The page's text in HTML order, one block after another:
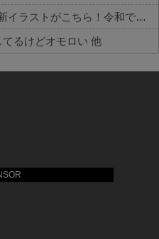
【画像】『ニセコイ』作者の最新イラストがこちら！令和でも余裕で通用してしまうｗｗｗｗ 他
るけどオモロい 他